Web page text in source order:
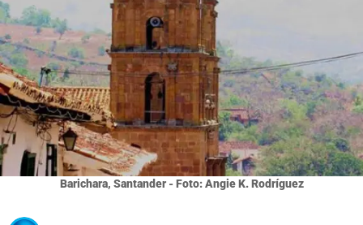
Barichara, Santander - Foto: Angie K. Rodríguez